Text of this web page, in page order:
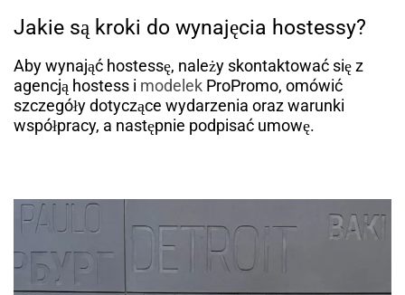
Jakie są kroki do wynajęcia hostessy?
Aby wynająć hostessę, należy skontaktować się z
agencją hostess i modelek ProPromo, omówić
szczegóły dotyczące wydarzenia oraz warunki
współpracy, a następnie podpisać umowę.